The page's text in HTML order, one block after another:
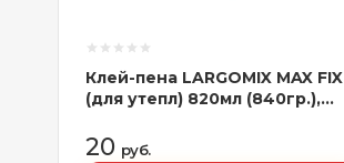
Клей-пена LARGOMIX MAX FIX
(для утепл) 820мл (840гр.),
20 руб.